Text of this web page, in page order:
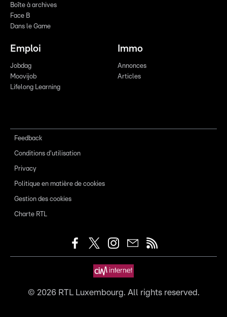
Boîte à archives
Face B
Dans le Game
Emploi
Jobdag
Moovijob
Lifelong Learning
Immo
Annonces
Articles
Feedback
Conditions d'utilisation
Privacy
Politique en matière de cookies
Gestion des cookies
Charte RTL
© 2026RTL Luxembourg. All rights reserved.